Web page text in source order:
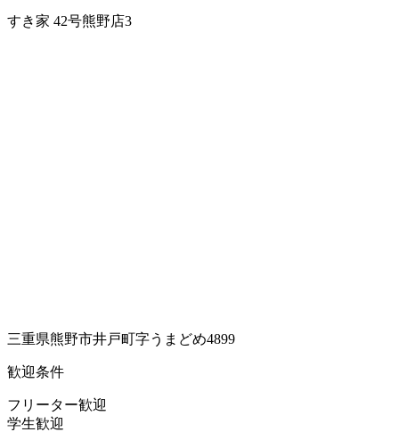
すき家 42号熊野店3
三重県熊野市井戸町字うまどめ4899
歓迎条件
フリーター歓迎
学生歓迎